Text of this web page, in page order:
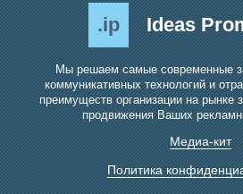
.ip Ideas
Мы решаем самые современные
коммуникативных технологий и
преимуществ организации на рынке
продвижения Ваших
Медиа-кит
Политика